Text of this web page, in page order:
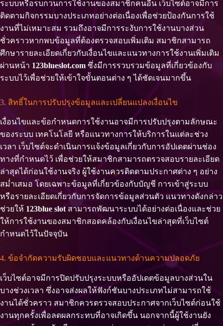
ระบบหรือรบกวนการใช้งานของสมาชิกคนอื่น เว็บไซต์อาจมีการ
ติดตามกิจกรรมบางประเภทอย่างต่อเนื่องเพื่อช่วยป้องกันการใช้
งานที่ไม่เหมาะสม รวมถึงอาจมีการระงับการใช้งานบางส่วน
ชั่วคราวหากพบข้อมูลที่ต้องตรวจสอบเพิ่มเติม สมาชิกสามารถ
ศึกษารายละเอียดเกี่ยวกับเงื่อนไขและแนวทางการใช้งานเพิ่มเติม
ผ่านหน้า 123blueslot.com ซึ่งมีการรวบรวมข้อมูลที่เกี่ยวข้องกับ
ระบบไว้เพื่อช่วยให้เข้าใจขั้นตอนต่าง ๆ ได้ชัดเจนมากขึ้น
3. สิทธิ์ในการปรับปรุงข้อมูลและเปลี่ยนแปลงเงื่อนไข
เงื่อนไขและข้อกำหนดการใช้งานอาจมีการปรับปรุงตามลักษณะ
ของระบบ เทคโนโลยี หรือแนวทางการให้บริการในแต่ละช่วง
เวลา เว็บไซต์จะดำเนินการแจ้งข้อมูลเกี่ยวกับการอัปเดตผ่านช่อง
ทางที่กำหนดไว้ เพื่อช่วยให้สมาชิกสามารถตรวจสอบรายละเอียด
ล่าสุดได้ก่อนใช้งานจริง ผู้ใช้งานควรติดตามประกาศต่าง ๆ อย่าง
สม่ำเสมอ โดยเฉพาะข้อมูลที่เกี่ยวข้องกับบัญชี การเข้าสู่ระบบ
หรือรายละเอียดเกี่ยวกับการจัดการข้อมูลส่วนตัว แนวทางดังกล่าว
ช่วยให้ 123blue slot สามารถพัฒนาระบบได้อย่างต่อเนื่องและช่วย
ให้การใช้งานของสมาชิกสอดคล้องกับเงื่อนไขล่าสุดที่เว็บไซต์
กำหนดไว้ในปัจจุบัน
4. ข้อจำกัดความรับผิดชอบและแนวทางด้านความปลอดภัย
เว็บไซต์อาจมีการปิดปรับปรุงระบบหรืออัปเดตข้อมูลบางส่วนใน
บางช่วงเวลา ซึ่งอาจส่งผลให้ฟังก์ชันบางประเภทไม่สามารถใช้
งานได้ชั่วคราว สมาชิกควรตรวจสอบประกาศจากเว็บไซต์ก่อนใช้
งานทุกครั้งเพื่อลดผลกระทบที่อาจเกิดขึ้น นอกจากนี้ผู้ใช้งานยัง